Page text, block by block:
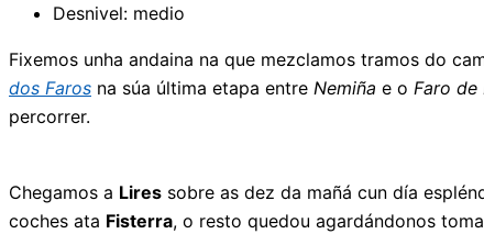
Desnivel: medio
Fixemos unha andaina na que mezclamos tramos do
dos Faros na súa última etapa entre Nemiña e o Faro de
percorrer.
Chegamos a Lires sobre as dez da mañá cun día
coches ata Fisterra, o resto quedou agardándonos